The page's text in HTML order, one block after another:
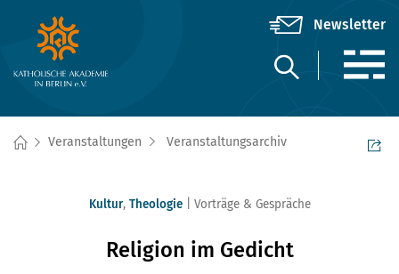
Veranstaltungen Veranstaltungsarchiv
Kultur, Theologie Vorträge & Gespräche
Religion im Gedicht